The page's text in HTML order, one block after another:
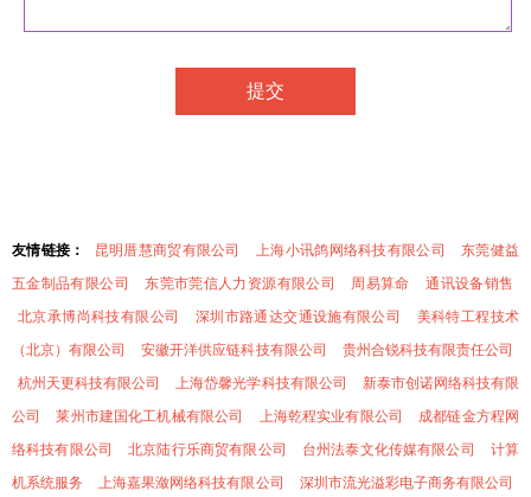
友情链接： 昆明厝慧商贸有限公司 上海小讯鸽网络科技有限公司
东莞健益
五金制品有限公司
东莞市莞信人力资源有限公司 周易算命
通讯设备销售
北京承博尚科技有限公司
深圳市路通达交通设施有限公司
美科特工程技术
（北京）有限公司
安徽开洋供应链科技有限公司
贵州合锐科技有限责任公司
杭州天更科技有限公司
上海岱馨光学科技有限公司
新泰市创诺网络科技有限
公司
莱州市建国化工机械有限公司 上海乾程实业有限公司
成都链金方程网
络科技有限公司
北京陆行乐商贸有限公司 台州法泰文化传媒有限公司
计算
机系统服务
上海嘉果潋网络科技有限公司
深圳市流光溢彩电子商务有限公司